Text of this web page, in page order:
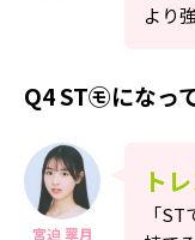
より
Q4 ST㋲になっ
宮迫 翠月
ト
「